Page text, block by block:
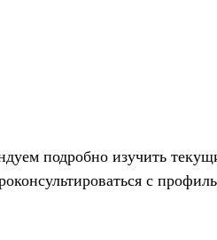
подробно изучить
с